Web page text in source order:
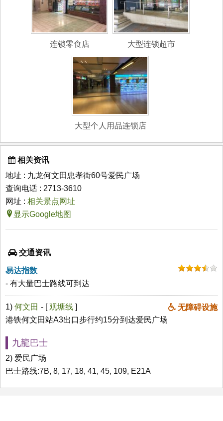
连锁零食店 大型连锁超市
大型个人用品连锁店
相关资讯
地址 : 九龙何文田忠孝街60号爱民广场
查询电话 : 2713-3610
网址 : 相关景点网址
显示Google地图
交通资讯
易达指数
- 有大量巴士路线可到达
1) 何文田 无障碍设施
- [观塘线 ]
港铁何文田站A3出口步行约15分到达爱民广场
九龍巴士
2) 爱民广场
巴士路线:7B, 8, 17, 18, 41, 45, 109, E21A